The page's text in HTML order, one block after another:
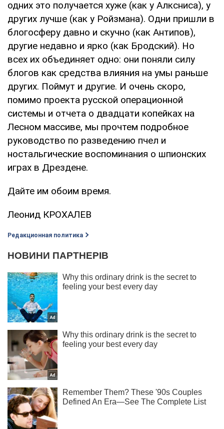
одних это получается хуже (как у Алксниса), у
других лучше (как у Ройзмана). Одни пришли в
блогосферу давно и скучно (как Антипов),
другие недавно и ярко (как Бродский). Но
всех их объединяет одно: они поняли силу
блогов как средства влияния на умы раньше
других. Поймут и другие. И очень скоро,
помимо проекта русской операционной
системы и отчета о двадцати копейках на
Лесном массиве, мы прочтем подробное
руководство по разведению пчел и
ностальгические воспоминания о шпионских
играх в Дрездене.
Дайте им обоим время.
Леонид КРОХАЛЕВ
Редакционная политика